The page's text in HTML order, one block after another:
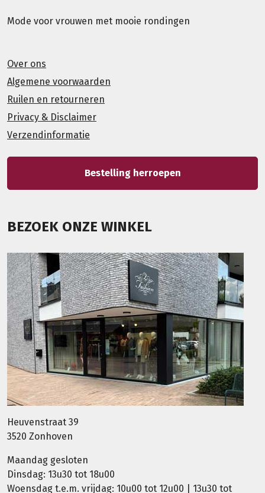
Mode voor vrouwen met mooie rondingen
Over ons
Algemene voorwaarden
Ruilen en retourneren
Privacy & Disclaimer
Verzendinformatie
Bestelling herroepen
BEZOEK ONZE WINKEL
Heuvenstraat 39
3520 Zonhoven
Maandag gesloten
Dinsdag: 13u30 tot 18u00
Woensdag t.e.m. vrijdag: 10u00 tot 12u00 | 13u30 tot